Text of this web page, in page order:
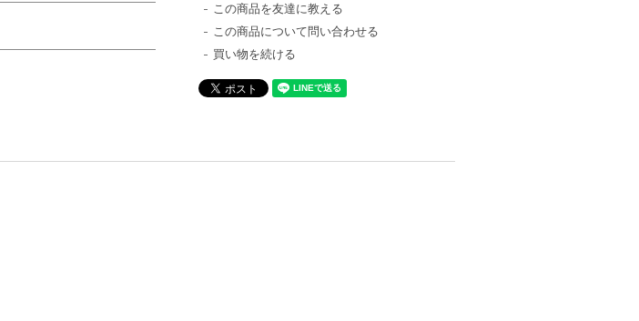
この商品を友達に教える
この商品について問い合わせる
買い物を続ける